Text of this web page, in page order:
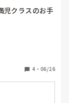
児クラスのお手
園児にどのよ
さまする？」
4 ・ 06/26